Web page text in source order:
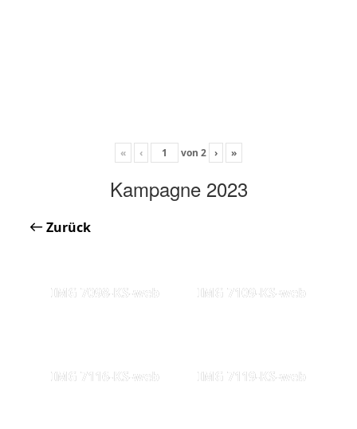
« ‹ von 2 › »
Kampagne 2023
Zurück
IMG 7098-KS-web IMG 7109-KS-web
IMG 7116-KS-web IMG 7119-KS-web